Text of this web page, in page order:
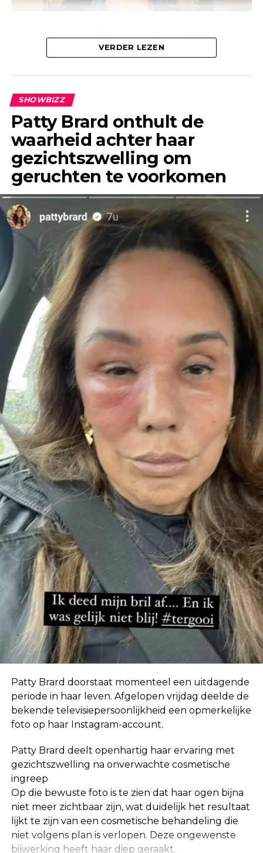
Linda, of waren ze alleen bekend bij de mensen
geruchten al jaren geleden de ronde deden.
“Het enige wat ik jaren geleden, toen ik Jeroen
nog helemaal niet kende, wel eens had gehoord,
was dat hij een flirt was en altijd ontrouw was,”
vertelt Anouk in gesprek met &C.
In eerste instantie geloofde ze de geruchten niet.
“Ik hoor zoveel dingen. Mensen horen ook dingen
over mij die helemaal niet waar zijn, dus ik neem
niet klakkeloos alles aan wat ik via via hoor.”
VERDER LEZEN
SHOWBIZZ
Patty Brard onthult de
waarheid achter haar
gezichtszwelling om
geruchten te voorkomen
Patty Brard doorstaat momenteel een uitdagende
periode in haar leven. Afgelopen vrijdag deelde de
bekende televisiepersoonlijkheid een opmerkelijke
foto op haar Instagram-account.
Patty Brard deelt openhartig haar ervaring met
gezichtszwelling na onverwachte cosmetische
ingreep
Op die bewuste foto is te zien dat haar ogen bijna
niet meer zichtbaar zijn, wat duidelijk het resultaat
lijkt te zijn van een cosmetische behandeling die
niet volgens plan is verlopen. Deze ongewenste
bijwerking heeft haar diep geraakt.